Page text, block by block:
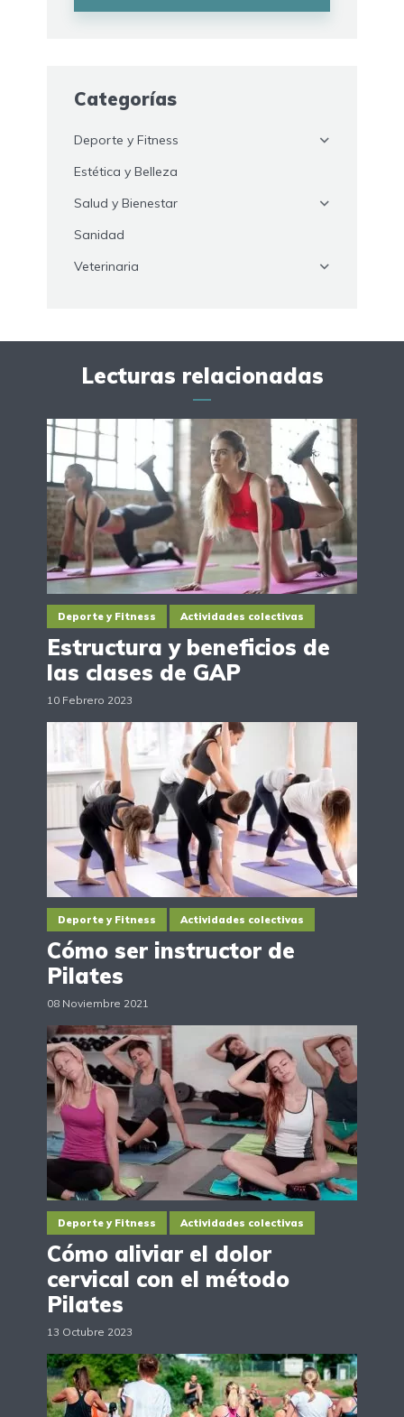
Categorías
Deporte y Fitness
Estética y Belleza
Salud y Bienestar
Sanidad
Veterinaria
Lecturas relacionadas
Deporte y Fitness Actividades colectivas
Estructura y beneficios de
las clases de GAP
10 Febrero 2023
Deporte y Fitness Actividades colectivas
Cómo ser instructor de
Pilates
08 Noviembre 2021
Deporte y Fitness Actividades colectivas
Cómo aliviar el dolor
cervical con el método
Pilates
13 Octubre 2023